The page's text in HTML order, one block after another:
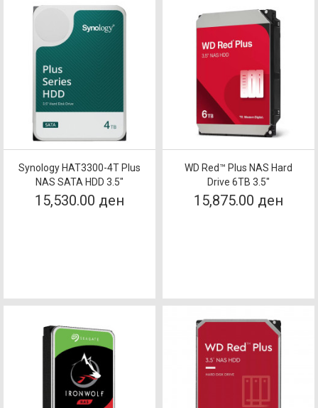
Synology HAT3300-4T Plus
NAS SATA HDD 3.5″
15,530.00 ден
WD Red™ Plus NAS Hard
Drive 6TB 3.5"
15,875.00 ден